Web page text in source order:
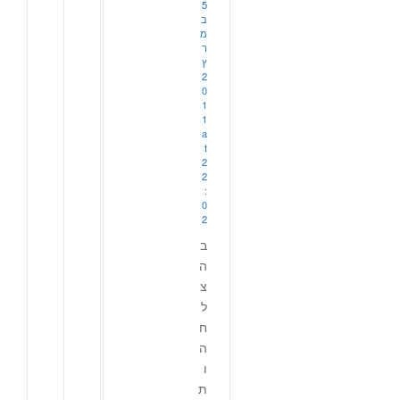
5
ב
מ
ר
ץ
2
0
1
1
a
t
2
2
:
0
2
ב
ה
צ
ל
ח
ה
ו
ת